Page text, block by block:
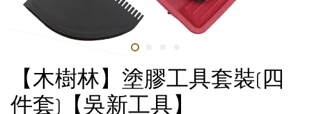
【木樹林】塗膠工具套裝(四
件套)【吳新工具】